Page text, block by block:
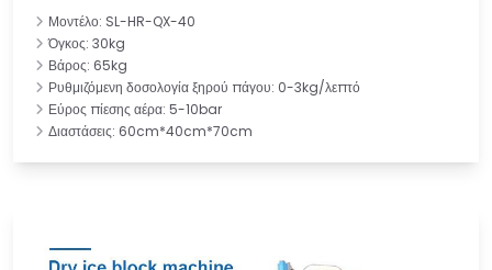
Μοντέλο: SL-HR-QX-40
Όγκος: 30kg
Βάρος: 65kg
Ρυθμιζόμενη δοσολογία ξηρού πάγου: 0-3kg/λεπτό
Εύρος πίεσης αέρα: 5-10bar
Διαστάσεις: 60cm*40cm*70cm